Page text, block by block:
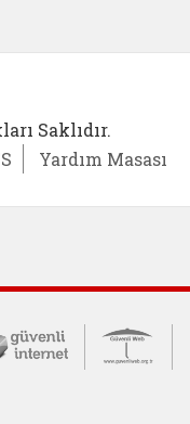
Saklıdır.
Yardım Masası
Merkezi
Güvende (yeni
Güvenli